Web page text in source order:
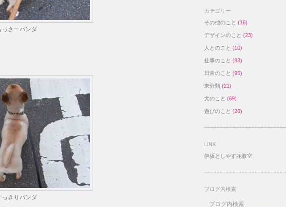
っさーパンダ
っきりパンダ
カテゴリー
その他のこと (16)
デザインのこと (23)
人とのこと (10)
仕事のこと (83)
日常のこと (95)
未分類 (21)
犬のこと (69)
遊びのこと (26)
LINK
伊坂としやす花教室
ブログ内検索